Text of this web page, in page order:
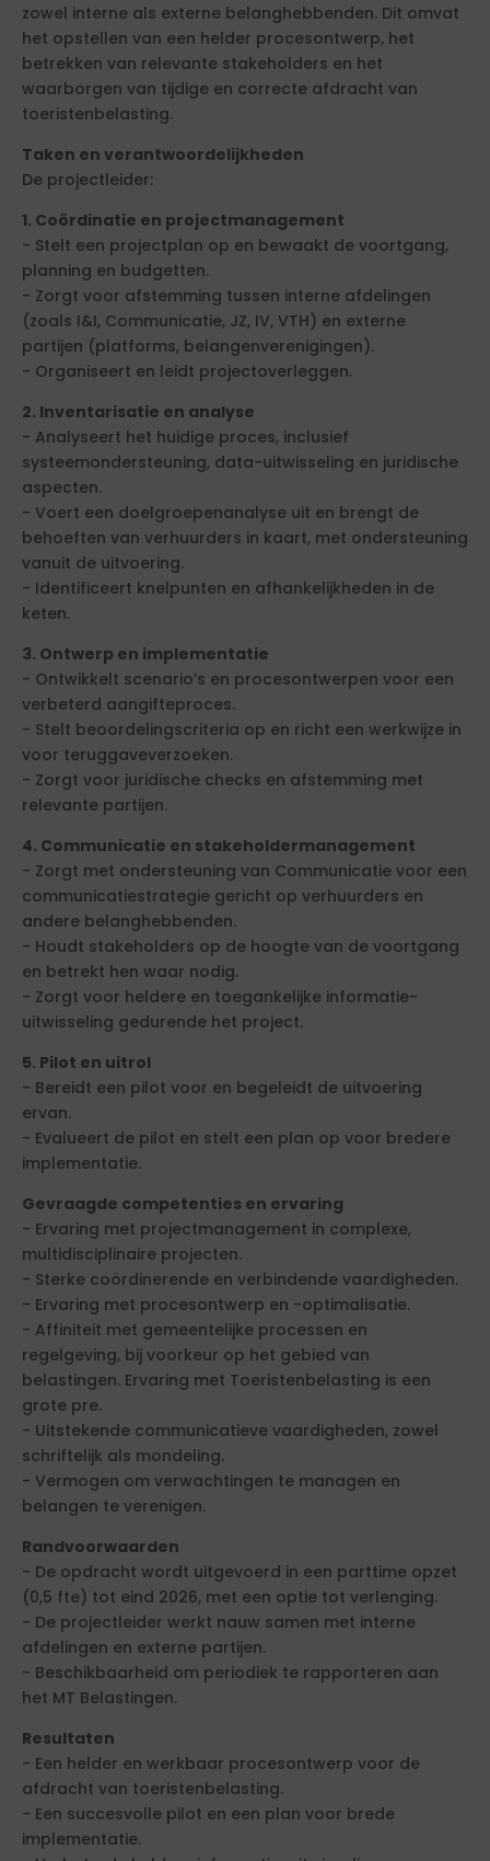
zowel interne als externe belanghebbenden. Dit omvat
het opstellen van een helder procesontwerp, het
betrekken van relevante stakeholders en het
waarborgen van tijdige en correcte afdracht van
toeristenbelasting.
Taken en verantwoordelijkheden
De projectleider:
1. Coördinatie en projectmanagement
- Stelt een projectplan op en bewaakt de voortgang,
planning en budgetten.
- Zorgt voor afstemming tussen interne afdelingen
(zoals I&I, Communicatie, JZ, IV, VTH) en externe
partijen (platforms, belangenverenigingen).
- Organiseert en leidt projectoverleggen.
2. Inventarisatie en analyse
- Analyseert het huidige proces, inclusief
systeemondersteuning, data-uitwisseling en juridische
aspecten.
- Voert een doelgroepenanalyse uit en brengt de
behoeften van verhuurders in kaart, met ondersteuning
vanuit de uitvoering.
- Identificeert knelpunten en afhankelijkheden in de
keten.
3. Ontwerp en implementatie
- Ontwikkelt scenario’s en procesontwerpen voor een
verbeterd aangifteproces.
- Stelt beoordelingscriteria op en richt een werkwijze in
voor teruggaveverzoeken.
- Zorgt voor juridische checks en afstemming met
relevante partijen.
4. Communicatie en stakeholdermanagement
- Zorgt met ondersteuning van Communicatie voor een
communicatiestrategie gericht op verhuurders en
andere belanghebbenden.
- Houdt stakeholders op de hoogte van de voortgang
en betrekt hen waar nodig.
- Zorgt voor heldere en toegankelijke informatie-
uitwisseling gedurende het project.
5. Pilot en uitrol
- Bereidt een pilot voor en begeleidt de uitvoering
ervan.
- Evalueert de pilot en stelt een plan op voor bredere
implementatie.
Gevraagde competenties en ervaring
- Ervaring met projectmanagement in complexe,
multidisciplinaire projecten.
- Sterke coördinerende en verbindende vaardigheden.
- Ervaring met procesontwerp en -optimalisatie.
- Affiniteit met gemeentelijke processen en
regelgeving, bij voorkeur op het gebied van
belastingen. Ervaring met Toeristenbelasting is een
grote pre.
- Uitstekende communicatieve vaardigheden, zowel
schriftelijk als mondeling.
- Vermogen om verwachtingen te managen en
belangen te verenigen.
Randvoorwaarden
- De opdracht wordt uitgevoerd in een parttime opzet
(0,5 fte) tot eind 2026, met een optie tot verlenging.
- De projectleider werkt nauw samen met interne
afdelingen en externe partijen.
- Beschikbaarheid om periodiek te rapporteren aan
het MT Belastingen.
Resultaten
- Een helder en werkbaar procesontwerp voor de
afdracht van toeristenbelasting.
- Een succesvolle pilot en een plan voor brede
implementatie.